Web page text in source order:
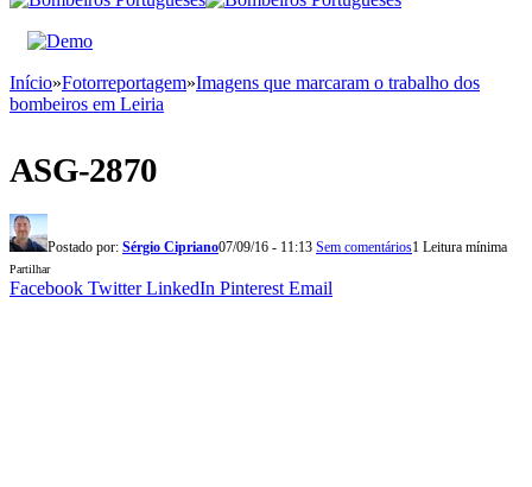
Início»Fotorreportagem»Imagens que marcaram o trabalho dos
bombeiros em Leiria
ASG-2870
Postado por: Sérgio Cipriano07/09/16 - 11:13 Sem comentários1 Leitura mínima
Partilhar
Facebook Twitter LinkedIn Pinterest Email